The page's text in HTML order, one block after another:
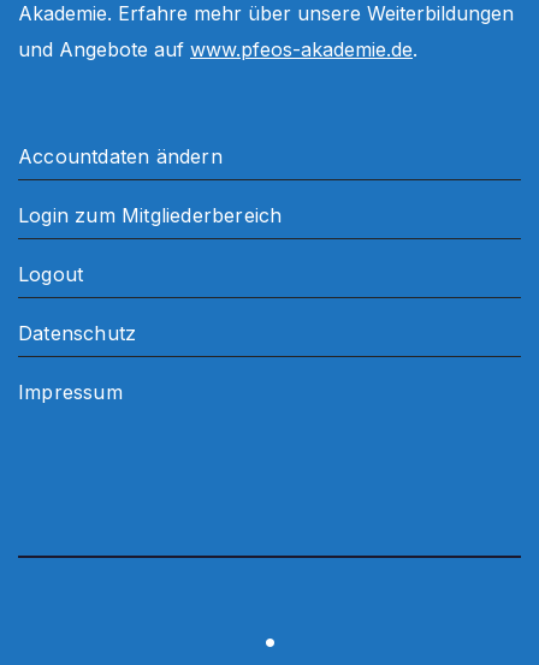
Akademie. Erfahre mehr über unsere Weiterbildungen
und Angebote auf www.pfeos-akademie.de.
Accountdaten ändern
Login zum Mitgliederbereich
Logout
Datenschutz
Impressum
.